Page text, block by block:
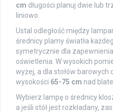
cm długości planuj dwie lub
liniowo.
Ustal odległość między
średnicy plamy światła
symetrycznie dla
oświetlenia. W wysokich
wyżej, a dla stołów
wysokości 65-75 cm nad
Wybierz lampę o średnicy
a jeśli stół jest rozkładany,